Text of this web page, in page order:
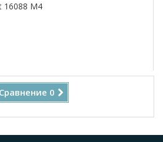
16088 M4
Сравнение 0